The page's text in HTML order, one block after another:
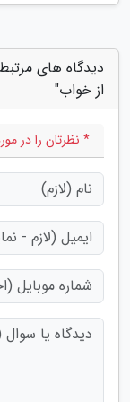
دیدگاه های
از خواب"
* نظرتان را در